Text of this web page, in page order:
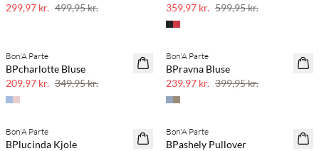
299,97 kr. 499,95 kr.
359,97 kr. 599,95 kr.
40% rabat
Bon'A Parte
BPcharlotte Bluse
209,97 kr. 349,95 kr.
40% rabat
Bon'A Parte
BPravna Bluse
239,97 kr. 399,95 kr.
40% rabat
Bon'A Parte
BPlucinda Kjole
50% rabat
Bon'A Parte
BPashely Pullover